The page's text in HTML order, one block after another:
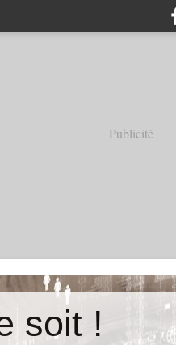
Publicité
soit !